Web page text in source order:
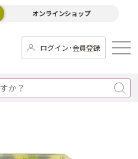
オンラインショップ
ログイン･会員登録